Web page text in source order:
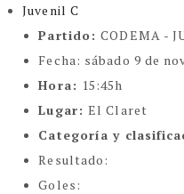
Juvenil C
Partido:CODEMA -
Fecha: sábado 9 de
Hora: 15:45h
Lugar:El Claret
Categoría y
Resultado:
Goles: